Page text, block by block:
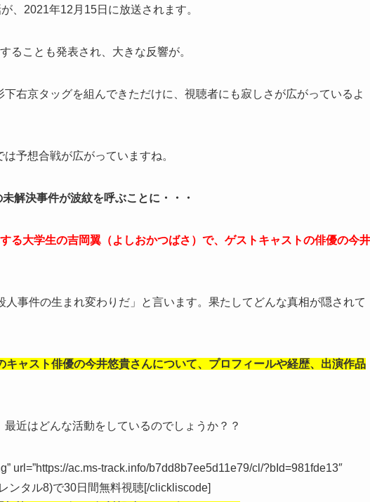
、2021年12月15日に放送されます。
ることも発表され、大きな反響が。
右京タッグを組んできただけに、視聴者にも寂しさが広がっているよ
予想合戦が広がっていますね。
解決事件が波紋を呼ぶことに・・・
る大学生の吉岡翼（よしおかつばさ）で、ゲストキャストの俳優の今井
事件の生まれ変わりだ」と言います。果たしてどんな真相が隠されて
ャスト俳優の今井悠貴さんについて、プロフィールや経歴、出演作品
近はどんな活動をしているのでしょうか？？
url=”https://ac.ms-track.info/b7dd8b7ee5d11e79/cl/?bId=981fde13″
ンタル8)で30日間無料視聴[/clickliscode]